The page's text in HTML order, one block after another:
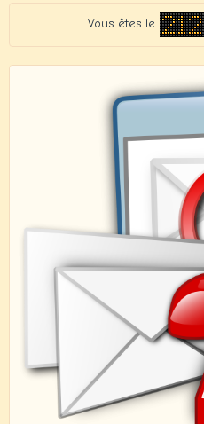
Vous êtes le